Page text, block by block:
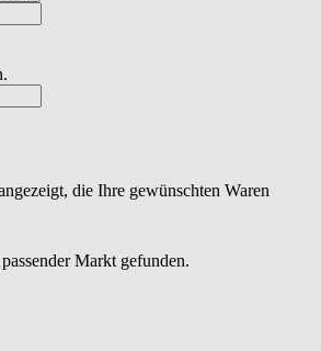
die Ihre gewünschten Waren
Markt gefunden.